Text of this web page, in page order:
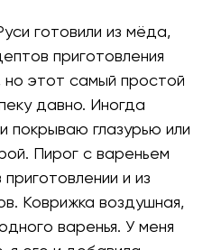
готовили из мёда,
приготовления
но этот самый простой
давно. Иногда
покрываю глазурью или
Пирог с вареньем
и из
Коврижка воздушная,
варенья. У меня